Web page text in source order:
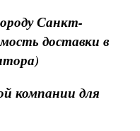
Санкт-
доставки в
компании для